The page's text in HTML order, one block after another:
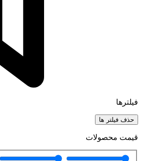
فیلترها
حذف فیلتر ها
قیمت محصولات